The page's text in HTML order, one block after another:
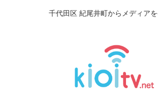
千代田区 紀尾井町からメディアを